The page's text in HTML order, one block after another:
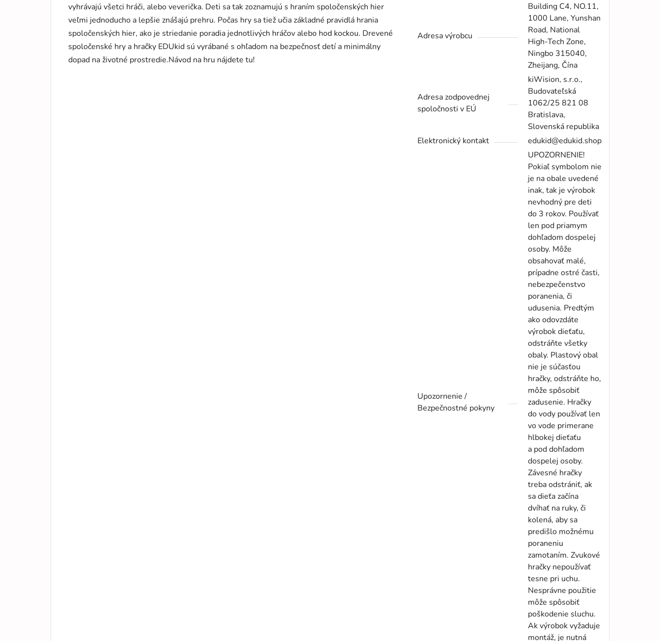
vyhrávajú všetci hráči, alebo veverička. Deti sa tak zoznamujú s hraním spoločenských hier
veľmi jednoducho a lepšie znášajú prehru. Počas hry sa tiež učia základné pravidlá hrania
spoločenských hier, ako je striedanie poradia jednotlivých hráčov alebo hod kockou. Drevené
spoločenské hry a hračky EDUkid sú vyrábané s ohľadom na bezpečnosť detí a minimálny
dopad na životné prostredie.Návod na hru nájdete tu!
Adresa výrobcu
Building C4, NO.11,
1000 Lane, Yunshan
Road, National
High-Tech Zone,
Ningbo 315040,
Zheijang, Čína
Adresa zodpovednej
spoločnosti v EÚ
kiWision, s.r.o.,
Budovateľská
1062/25 821 08
Bratislava,
Slovenská republika
Elektronický kontakt
edukid@edukid.shop
Upozornenie /
Bezpečnostné pokyny
UPOZORNENIE!
Pokiaľ symbolom nie
je na obale uvedené
inak, tak je výrobok
nevhodný pre deti
do 3 rokov. Používať
len pod priamym
dohľadom dospelej
osoby. Môže
obsahovať malé,
prípadne ostré časti,
nebezpečenstvo
poranenia, či
udusenia. Predtým
ako odovzdáte
výrobok dieťaťu,
odstráňte všetky
obaly. Plastový obal
nie je súčasťou
hračky, odstráňte ho,
môže spôsobiť
zadusenie. Hračky
do vody používať len
vo vode primerane
hlbokej dieťaťu
a pod dohľadom
dospelej osoby.
Závesné hračky
treba odstrániť, ak
sa dieťa začína
dvíhať na ruky, či
kolená, aby sa
predišlo možnému
poraneniu
zamotaním. Zvukové
hračky nepoužívať
tesne pri uchu.
Nesprávne použitie
môže spôsobiť
poškodenie sluchu.
Ak výrobok vyžaduje
montáž, je nutná